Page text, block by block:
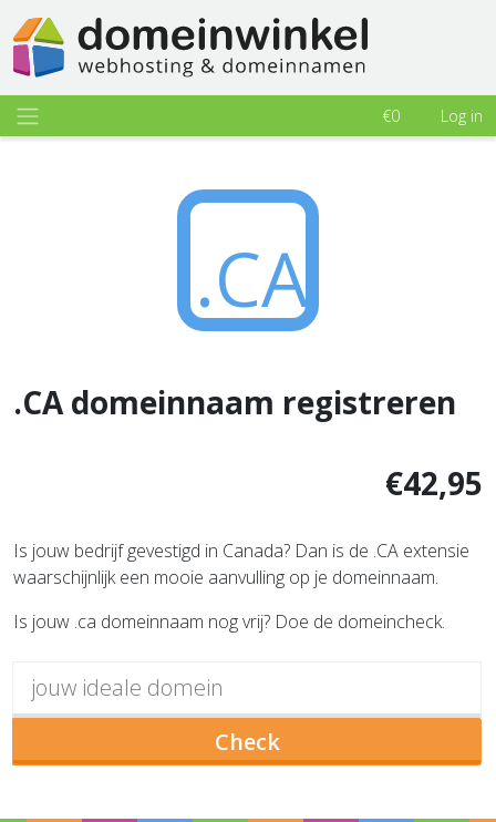
€0 Log in
.CA
.CA domeinnaam registreren
€42,95
Is jouw bedrijf gevestigd in Canada? Dan is de .CA extensie
waarschijnlijk een mooie aanvulling op je domeinnaam.
Is jouw .ca domeinnaam nog vrij? Doe de domeincheck.
Check